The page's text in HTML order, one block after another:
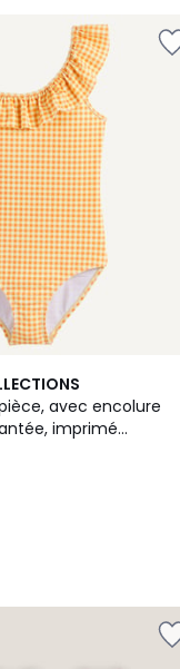
avec encolure
imprimé